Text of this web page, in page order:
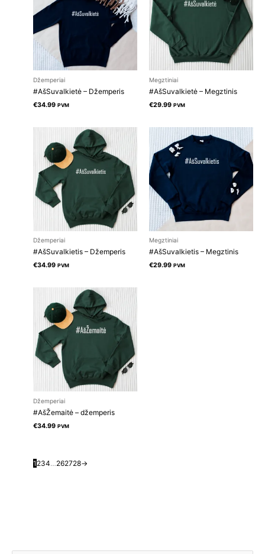
Džemperiai
#AšSuvalkietė – Džemperis
€34.99 PVM
Megztiniai
#AšSuvalkietė – Megztinis
€29.99 PVM
Džemperiai
#AšSuvalkietis – Džemperis
€34.99 PVM
Megztiniai
#AšSuvalkietis – Megztinis
€29.99 PVM
Džemperiai
#AšŽemaitė – džemperis
€34.99 PVM
1 234…262728→